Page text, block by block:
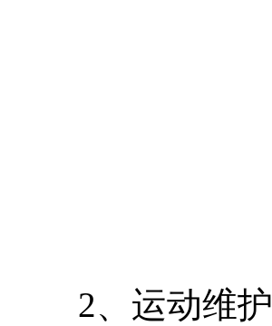
2、运动维护